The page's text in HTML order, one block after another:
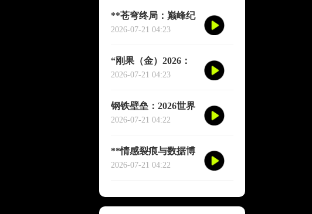
**苍穹终局：巅峰纪
元·不灭之冠**
2026-07-21 04:23
“刚果（金）2026：
赤道雄狮再踏征途”
2026-07-21 04:23
钢铁壁垒：2026世界
杯小组赛防守体系的
2026-07-21 04:22
**情感裂痕与数据博
弈：2026世界杯舆论
2026-07-21 04:22